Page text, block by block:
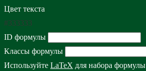
Цвет текста
#333333
ID формулы
Классы формулы
Используйте LaTeX для набора формулы